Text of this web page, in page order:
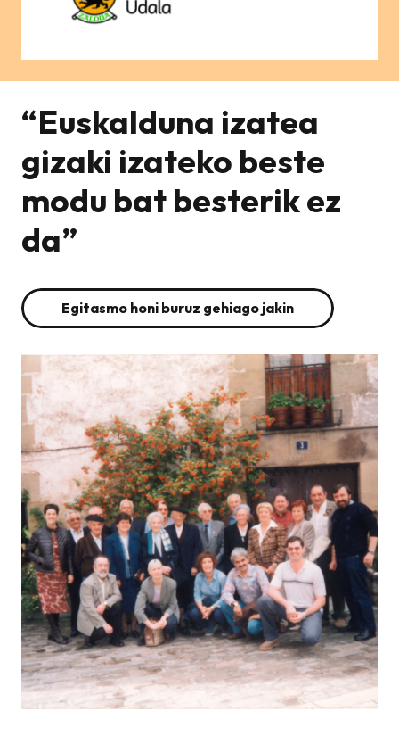
“Euskalduna izatea
gizaki izateko beste
modu bat besterik ez
da”
Egitasmo honi buruz gehiago jakin